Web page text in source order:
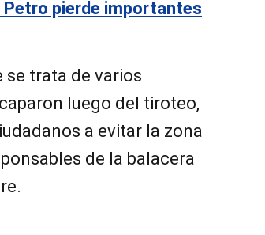
pierde importantes
se trata de varios
luego del tiroteo,
a evitar la zona
de la balacera